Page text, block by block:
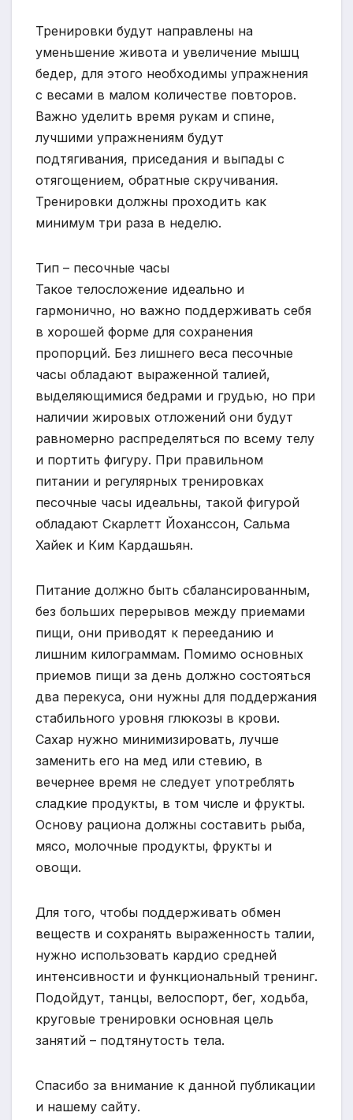
Тренировки будут направлены на
уменьшение живота и увеличение мышц
бедер, для этого необходимы упражнения
с весами в малом количестве повторов.
Важно уделить время рукам и спине,
лучшими упражнениям будут
подтягивания, приседания и выпады с
отягощением, обратные скручивания.
Тренировки должны проходить как
минимум три раза в неделю.
Тип – песочные часы
Такое телосложение идеально и
гармонично, но важно поддерживать себя
в хорошей форме для сохранения
пропорций. Без лишнего веса песочные
часы обладают выраженной талией,
выделяющимися бедрами и грудью, но при
наличии жировых отложений они будут
равномерно распределяться по всему телу
и портить фигуру. При правильном
питании и регулярных тренировках
песочные часы идеальны, такой фигурой
обладают Скарлетт Йоханссон, Сальма
Хайек и Ким Кардашьян.
Питание должно быть сбалансированным,
без больших перерывов между приемами
пищи, они приводят к перееданию и
лишним килограммам. Помимо основных
приемов пищи за день должно состояться
два перекуса, они нужны для поддержания
стабильного уровня глюкозы в крови.
Сахар нужно минимизировать, лучше
заменить его на мед или стевию, в
вечернее время не следует употреблять
сладкие продукты, в том числе и фрукты.
Основу рациона должны составить рыба,
мясо, молочные продукты, фрукты и
овощи.
Для того, чтобы поддерживать обмен
веществ и сохранять выраженность талии,
нужно использовать кардио средней
интенсивности и функциональный тренинг.
Подойдут, танцы, велоспорт, бег, ходьба,
круговые тренировки основная цель
занятий – подтянутость тела.
Спасибо за внимание к данной публикации
и нашему сайту.